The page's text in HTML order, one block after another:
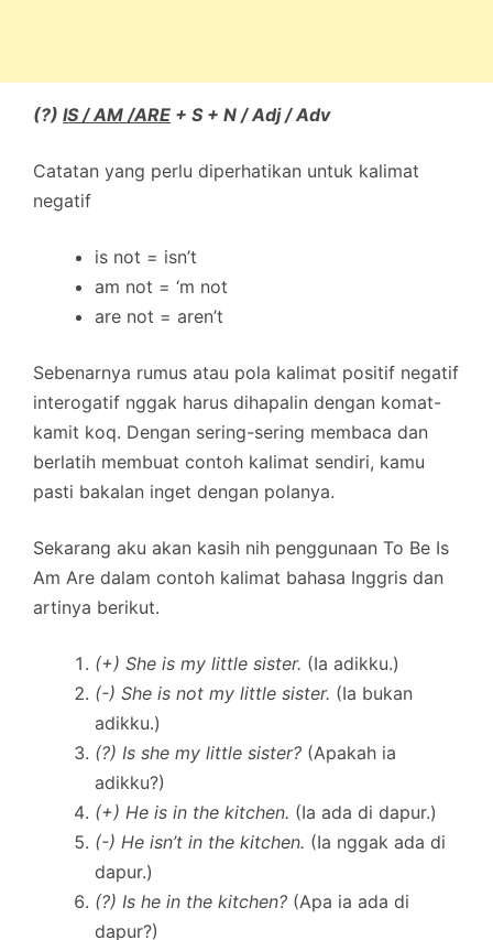
(?) IS / AM /ARE + S + N / Adj / Adv
Catatan yang perlu diperhatikan untuk kalimat
negatif
is not = isn’t
am not = ‘m not
are not = aren’t
Sebenarnya rumus atau pola kalimat positif negatif
interogatif nggak harus dihapalin dengan komat-
kamit koq. Dengan sering-sering membaca dan
berlatih membuat contoh kalimat sendiri, kamu
pasti bakalan inget dengan polanya.
Sekarang aku akan kasih nih penggunaan To Be Is
Am Are dalam contoh kalimat bahasa Inggris dan
artinya berikut.
(+) She is my little sister. (Ia adikku.)
(-) She is not my little sister. (Ia bukan
adikku.)
(?) Is she my little sister? (Apakah ia
adikku?)
(+) He is in the kitchen. (Ia ada di dapur.)
(-) He isn’t in the kitchen. (Ia nggak ada di
dapur.)
(?) Is he in the kitchen? (Apa ia ada di
dapur?)